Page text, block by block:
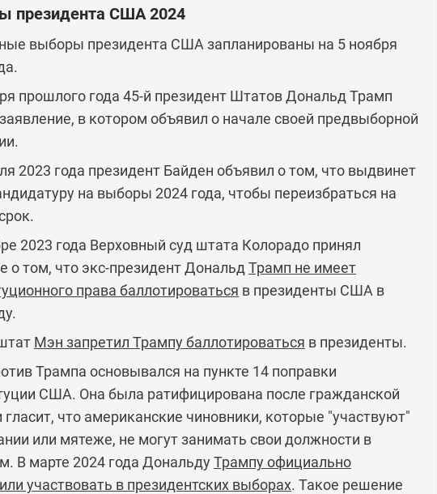
президента США 2024
выборы президента США запланированы на 5 ноября
прошлого года 45-й президент Штатов Дональд Трамп
в котором объявил о начале своей предвыборной
2023 года президент Байден объявил о том, что выдвинет
на выборы 2024 года, чтобы переизбраться на
2023 года Верховный суд штата Колорадо принял
о том, что экс-президент Дональд Трамп не имеет
права баллотироваться в президенты США в
Мэн запретил Трампу баллотироваться в президенты.
Трампа основывался на пункте 14 поправки
США. Она была ратифицирована после гражданской
гласит, что американские чиновники, которые "участвуют"
или мятеже, не могут занимать свои должности в
В марте 2024 года ДональдуТрампу официально
участвовать в президентских выборах. Такое решение